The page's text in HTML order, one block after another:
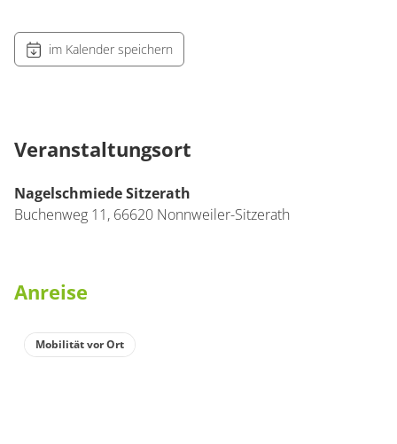
im Kalender speichern
Veranstaltungsort
Nagelschmiede Sitzerath
Buchenweg 11, 66620 Nonnweiler-Sitzerath
Anreise
Mobilität vor Ort